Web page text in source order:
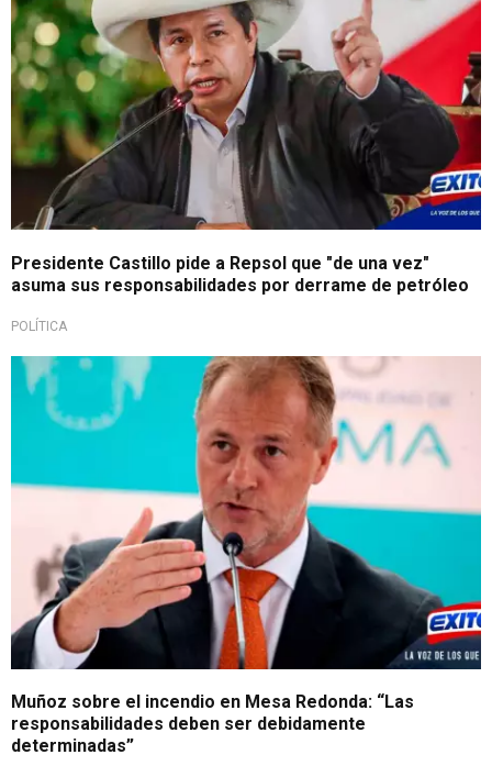
Presidente Castillo pide a Repsol que "de una vez"
asuma sus responsabilidades por derrame de petróleo
POLÍTICA
Muñoz sobre el incendio en Mesa Redonda: “Las
responsabilidades deben ser debidamente
determinadas”